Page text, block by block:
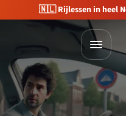
🇳🇱 Rijlessen in heel